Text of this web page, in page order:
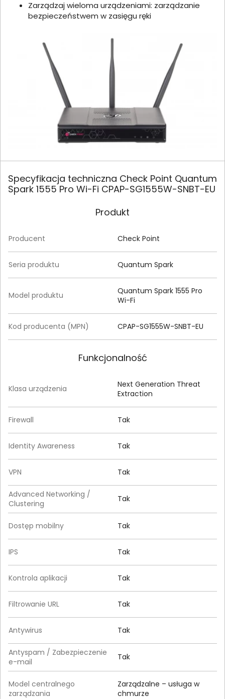
Zarządzaj wieloma urządzeniami: zarządzanie
bezpieczeństwem w zasięgu ręki
Specyfikacja techniczna Check Point Quantum
Spark 1555 Pro Wi-Fi CPAP-SG1555W-SNBT-EU
Produkt
Producent Check Point
Seria produktu Quantum Spark
Model produktu
Quantum Spark 1555 Pro
Wi-Fi
Kod producenta (MPN) CPAP-SG1555W-SNBT-EU
Funkcjonalność
Klasa urządzenia
Next Generation Threat
Extraction
Firewall Tak
Identity Awareness Tak
VPN Tak
Advanced Networking /
Clustering
Tak
Dostęp mobilny Tak
IPS Tak
Kontrola aplikacji Tak
Filtrowanie URL Tak
Antywirus Tak
Antyspam / Zabezpieczenie
e-mail
Tak
Model centralnego
zarządzania
Zarządzalne – usługa w
chmurze